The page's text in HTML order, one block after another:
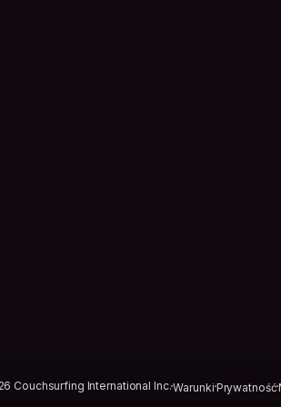
Couchsurfing International Inc.WarunkiPrywatność